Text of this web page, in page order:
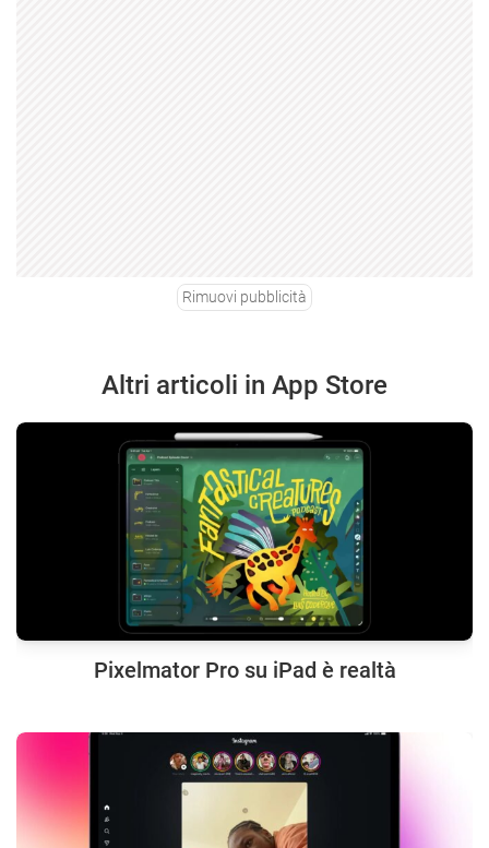
Rimuovi pubblicità
Altri articoli in App Store
Pixelmator Pro su iPad è realtà